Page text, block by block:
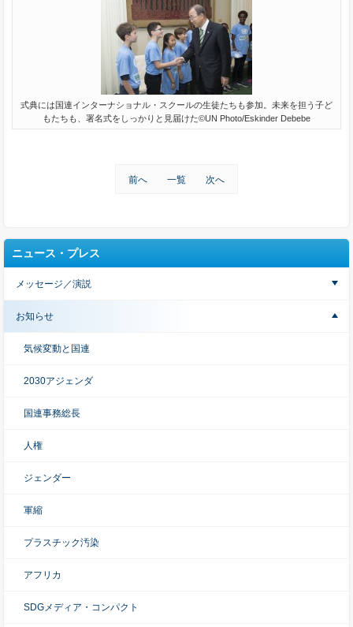
式典には国連インターナショナル・スクールの生徒たちも参加。未来を担う子ど
もたちも、署名式をしっかりと見届けた©UN Photo/Eskinder Debebe
前へ 一覧 次へ
ニュース・プレス
メッセージ／演説
お知らせ
気候変動と国連
2030アジェンダ
国連事務総長
人権
ジェンダー
軍縮
プラスチック汚染
アフリカ
SDGメディア・コンパクト